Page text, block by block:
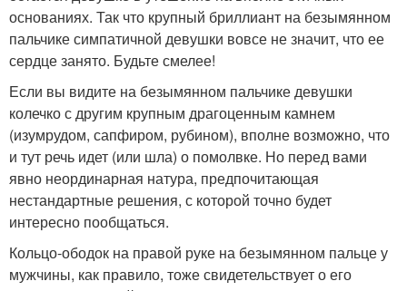
основаниях. Так что крупный бриллиант на безымянном
пальчике симпатичной девушки вовсе не значит, что ее
сердце занято. Будьте смелее!
Если вы видите на безымянном пальчике девушки
колечко с другим крупным драгоценным камнем
(изумрудом, сапфиром, рубином), вполне возможно, что
и тут речь идет (или шла) о помолвке. Но перед вами
явно неординарная натура, предпочитающая
нестандартные решения, с которой точно будет
интересно пообщаться.
Кольцо-ободок на правой руке на безымянном пальце у
мужчины, как правило, тоже свидетельствует о его